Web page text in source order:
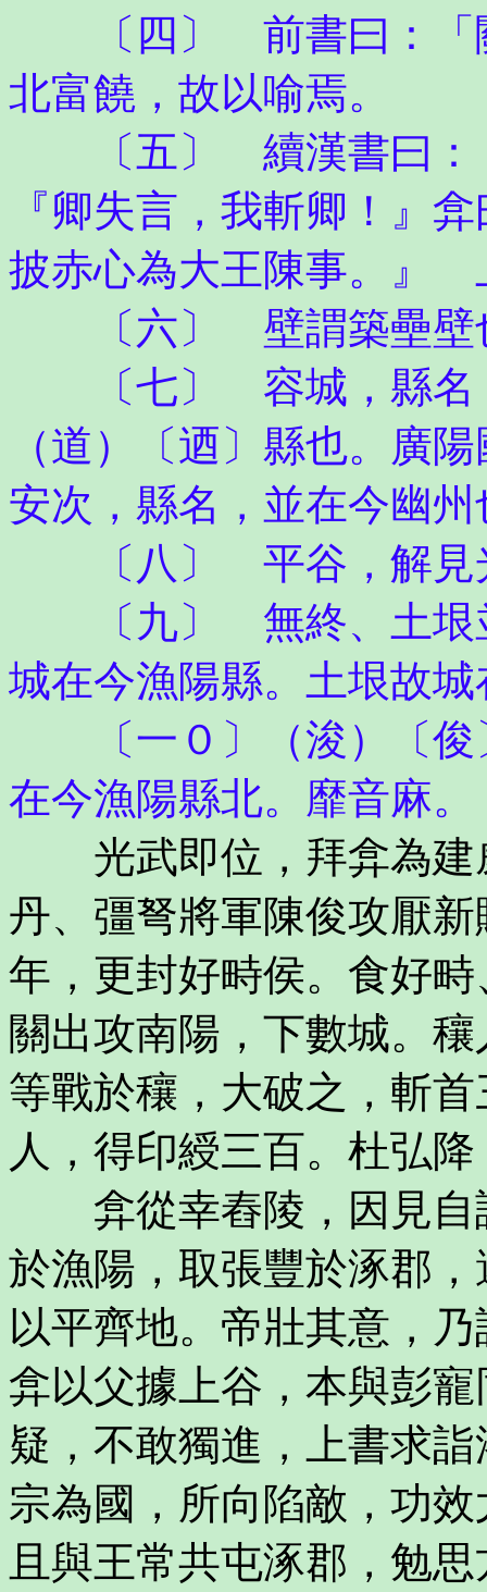
〔四〕 前書曰：「關
北富饒，故以喻焉。
〔五〕 續漢書曰：「
『卿失言，我斬卿！』
披赤心為大王陳事。』
〔六〕 壁謂築壘壁
〔七〕 容城，縣名
（道）〔迺〕縣也。廣
安次，縣名，並在今幽州
〔八〕 平谷，解見
〔九〕 無終、土垠並
城在今漁陽縣。土垠故
〔一０〕（浚）〔俊
在今漁陽縣北。靡音麻。
光武即位，拜弇為建
丹、彊弩將軍陳俊攻厭
年，更封好畤侯。食好
關出攻南陽，下數城。
等戰於穰，大破之，斬
人，得印綬三百。杜弘
弇從幸舂陵，因見自
於漁陽，取張豐於涿郡
以平齊地。帝壯其意，
弇以父據上谷，本與彭
疑，不敢獨進，上書求
宗為國，所向陷敵，功
且與王常共屯涿郡，勉